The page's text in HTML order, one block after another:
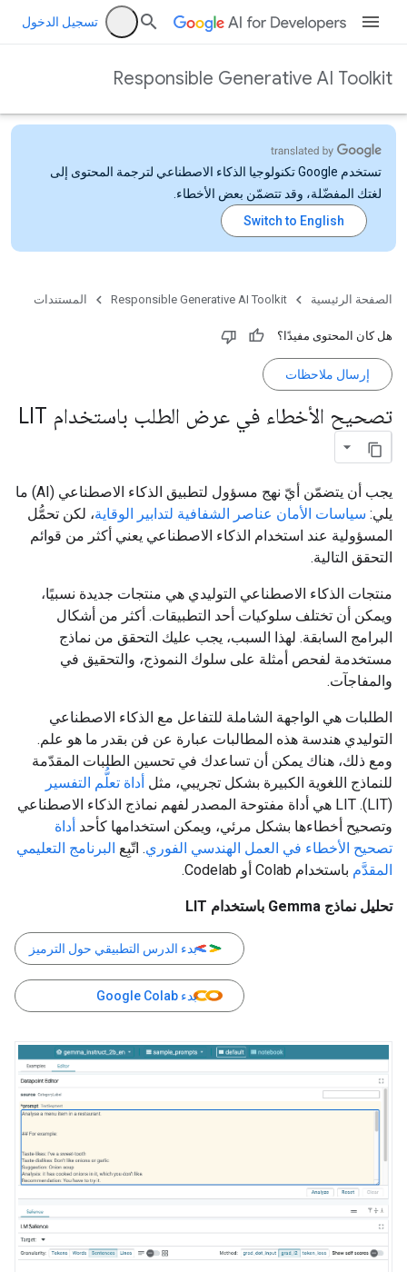
تسجيل الدخول
Responsible Generative AI Toolkit
تستخدم Google تكنولوجيا الذكاء الاصطناعي لترجمة المحتوى إلى
لغتك المفضّلة، وقد تتضمّن بعض الأخطاء.
الصفحة الرئيسية Responsible Generative AI Toolkit المستندات
هل كان المحتوى مفيدًا؟
إرسال ملاحظات
تصحيح الأخطاء في عرض الطلب باستخدام LIT
يجب أن يتضمّن أيّ نهج مسؤول لتطبيق الذكاء الاصطناعي (AI) ما
يلي: سياسات الأمان عناصر الشفافية لتدابير الوقاية، لكن تحمُّل
المسؤولية عند استخدام الذكاء الاصطناعي يعني أكثر من قوائم
التحقق التالية.
منتجات الذكاء الاصطناعي التوليدي هي منتجات جديدة نسبيًا،
ويمكن أن تختلف سلوكيات أحد التطبيقات. أكثر من أشكال
البرامج السابقة. لهذا السبب، يجب عليك التحقق من نماذج
مستخدمة لفحص أمثلة على سلوك النموذج، والتحقيق في
والمفاجآت.
الطلبات هي الواجهة الشاملة للتفاعل مع الذكاء الاصطناعي
التوليدي هندسة هذه المطالبات عبارة عن فن بقدر ما هو علم.
ومع ذلك، هناك يمكن أن تساعدك في تحسين الطلبات المقدّمة
للنماذج اللغوية الكبيرة بشكل تجريبي، مثل أداة تعلُّم التفسير
(LIT). LIT هي أداة مفتوحة المصدر لفهم نماذج الذكاء الاصطناعي
وتصحيح أخطاءها بشكل مرئي، ويمكن استخدامها كأحد أداة
تصحيح الأخطاء في العمل الهندسي الفوري. اتّبِع البرنامج التعليمي
المقدَّم باستخدام Colab أو Codelab.
تحليل نماذج Gemma باستخدام LIT
بدء الدرس التطبيقي حول الترميز
بدء Google Colab